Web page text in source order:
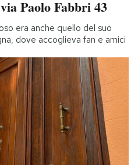
Paolo Fabbri 43
era anche quello del suo
dove accoglieva fan e amici